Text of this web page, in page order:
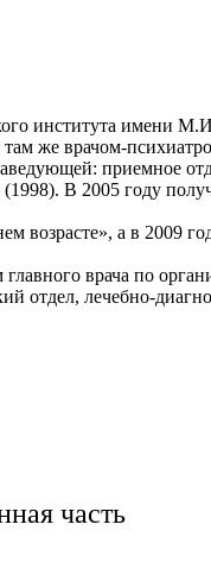
института
же врачом-
приемное
В 2005 году
возрасте», а в 2009
врача по
отдел, лечебно-
часть